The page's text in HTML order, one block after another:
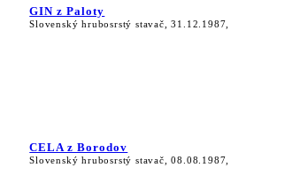
GIN z Paloty
Slovenský hrubosrstý stavač, 31.12.1987,
CELA z Borodov
Slovenský hrubosrstý stavač, 08.08.1987,